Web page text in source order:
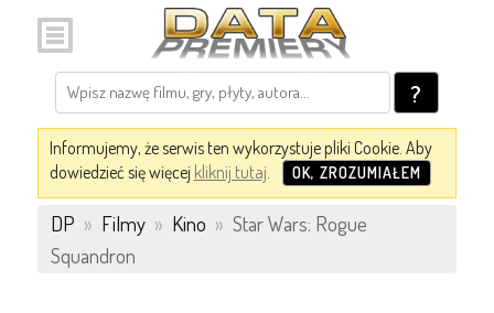
?
Informujemy, że serwis ten wykorzystuje pliki Cookie. Aby
dowiedzieć się więcej kliknij tutaj. OK, ZROZUMIAŁEM
DP » Filmy » Kino » Star Wars: Rogue
Squandron